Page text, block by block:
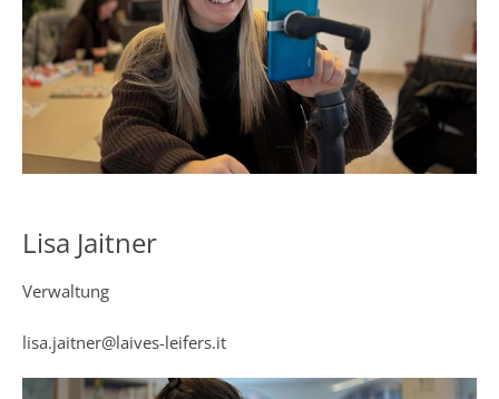
Lisa Jaitner
Verwaltung
lisa.jaitner@laives-leifers.it